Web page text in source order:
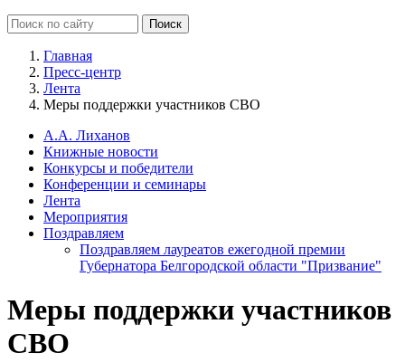
Главная
Пресс-центр
Лента
Меры поддержки участников СВО
А.А. Лиханов
Книжные новости
Конкурсы и победители
Конференции и семинары
Лента
Мероприятия
Поздравляем
Поздравляем лауреатов ежегодной премии
Губернатора Белгородской области "Призвание"
Меры поддержки участников
СВО